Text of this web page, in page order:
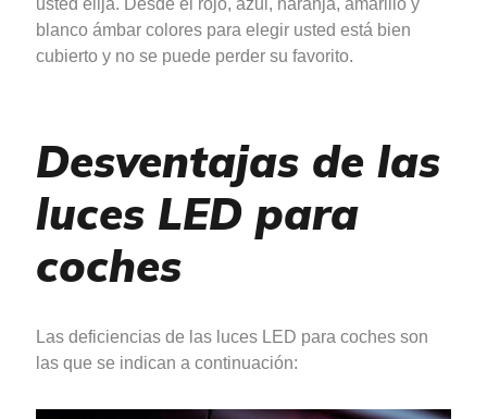
blanco ámbar colores para elegir usted está bien
cubierto y no se puede perder su favorito.
Desventajas de las
luces LED para
coches
Las deficiencias de las luces LED para coches son
las que se indican a continuación: